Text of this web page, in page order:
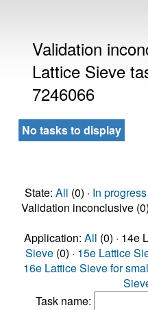
Validation
Lattice Sieve
7246066
No tasks to display
State: All (0) · In progress
Validation inconclusive (0)
Application: All (0) · 14e
Sieve (0) · 15e Lattice
16e Lattice Sieve for
Task name: